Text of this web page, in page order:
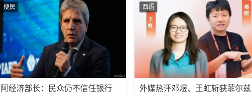
便民
阿经济部长：民众仍不信任银行
西语
外媒热评邓煜、王虹斩获菲尔兹